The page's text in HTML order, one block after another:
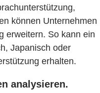
können Unternehmen
erweitern. So kann ein
Japanisch oder
erhalten.
analysieren.